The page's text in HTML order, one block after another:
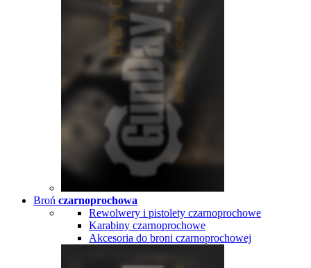
Broń czarnoprochowa
Rewolwery i pistolety czarnoprochowe
Karabiny czarnoprochowe
Akcesoria do broni czarnoprochowej